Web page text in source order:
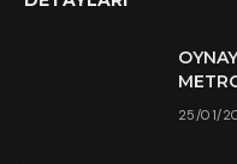
25/01/